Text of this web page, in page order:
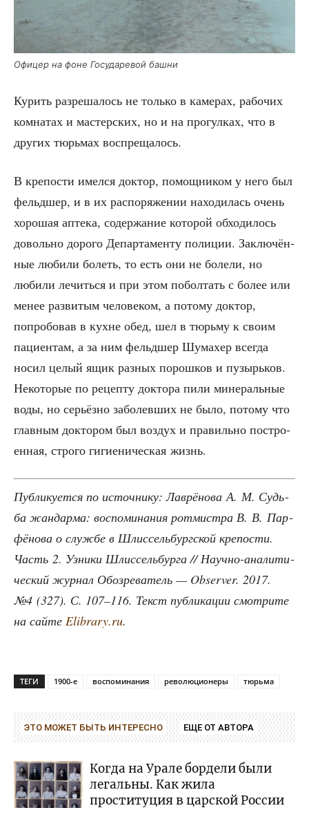
Офи­цер на фоне Госу­да­ре­вой башни
Курить раз­ре­ша­лось не толь­ко в каме­рах, рабо­чих
ком­на­тах и мастер­ских, но и на про­гул­ках, что в
дру­гих тюрь­мах воспрещалось.
В кре­по­сти имел­ся док­тор, помощ­ни­ком у него был
фельд­шер, и в их рас­по­ря­же­нии нахо­ди­лась очень
хоро­шая апте­ка, содер­жа­ние кото­рой обхо­ди­лось
доволь­но доро­го Депар­та­мен­ту поли­ции. Заклю­чён­
ные люби­ли болеть, то есть они не боле­ли, но
люби­ли лечить­ся и при этом побол­тать с более или
менее раз­ви­тым чело­ве­ком, а пото­му док­тор,
попро­бо­вав в кухне обед, шел в тюрь­му к сво­им
паци­ен­там, а за ним фельд­шер Шума­хер все­гда
носил целый ящик раз­ных порош­ков и пузырь­ков.
Неко­то­рые по рецеп­ту док­то­ра пили мине­раль­ные
воды, но серьёз­но забо­лев­ших не было, пото­му что
глав­ным док­то­ром был воз­дух и пра­виль­но постро­
ен­ная, стро­го гиги­е­ни­че­ская жизнь.
Пуб­ли­ку­ет­ся по источ­ни­ку: Лав­рё­но­ва А. М. Судь­
ба жан­дар­ма: вос­по­ми­на­ния рот­мист­ра В. В. Пар­
фё­но­ва о служ­бе в Шлис­сель­бург­ской кре­по­сти.
Часть 2. Узни­ки Шлис­сель­бур­га // Науч­но-ана­ли­ти­
че­ский жур­нал Обо­зре­ва­тель — Observer. 2017.
№4 (327). С. 107–116. Текст пуб­ли­ка­ции смот­ри­те
на сай­те Elibrary.ru.
ТЕГИ 1900-е воспоминания революционеры тюрьма
ЭТО МОЖЕТ БЫТЬ ИНТЕРЕСНО ЕЩЕ ОТ АВТОРА
Когда на Урале бордели были
легальны. Как жила
проституция в царской России